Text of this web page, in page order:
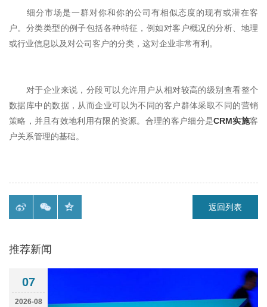
细分市场是一群对你和你的公司有相似态度的现有或潜在客
户。分类类型的例子包括各种特征，例如对客户概况的分析、地理
或行业信息以及对公司客户的分类，这对企业非常有利。
对于企业来说，分段可以允许用户从相对较高的级别查看整个
数据库中的数据，从而企业可以为不同的客户群体采取不同的营销
策略，并且有效地利用有限的资源。合理的客户细分是CRM实施客
户关系管理的基础。
返回列表
推荐新闻
07
2026-08